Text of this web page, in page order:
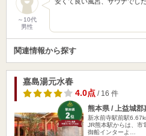
～10代
男性
関連情報から探す
嘉島湯元水春
4.0点/ 16 件
熊本県 / 上益城郡
新水前寺駅前駅
JR熊本駅からは、市
御船インターよ…